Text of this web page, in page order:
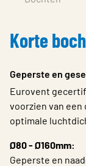
Contact
ChooseBelgium -
Korte
Geperste en
Eurovent
voorzien van een
optimale
Ø80 - Ø160mm:
Geperste en